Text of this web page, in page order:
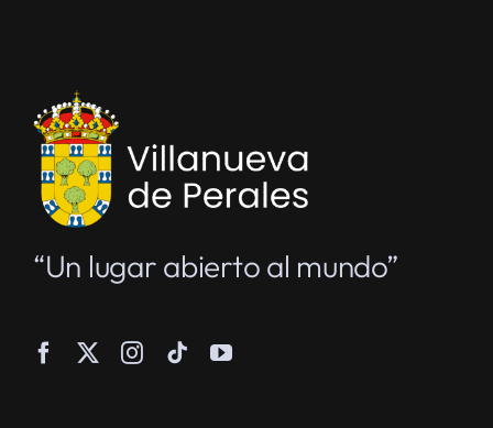
“Un lugar abierto al mundo”